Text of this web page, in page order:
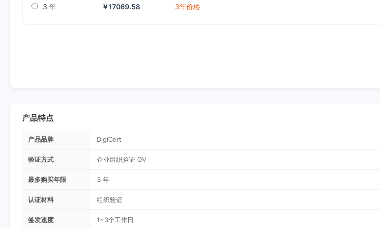
3 年 ￥17069.58 3年价格
产品特点
产品品牌 DigiCert
验证方式 企业组织验证 OV
最多购买年限 3 年
认证材料 组织验证
签发速度 1~3个工作日